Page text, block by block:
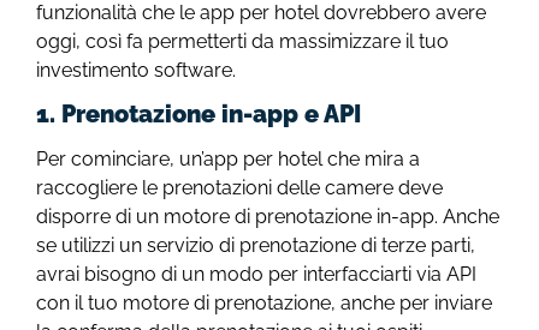
funzionalità che le app per hotel dovrebbero avere
oggi, così fa permetterti da massimizzare il tuo
investimento software.
1. Prenotazione in-app e API
Per cominciare, un’app per hotel che mira a
raccogliere le prenotazioni delle camere deve
disporre di un motore di prenotazione in-app. Anche
se utilizzi un servizio di prenotazione di terze parti,
avrai bisogno di un modo per interfacciarti via API
con il tuo motore di prenotazione, anche per inviare